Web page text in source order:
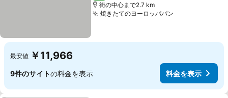
街の中心まで2.7 km
焼きたてのヨーロッパパン
最安値 ￥11,966
9件のサイトの料金を表示 料金を表示